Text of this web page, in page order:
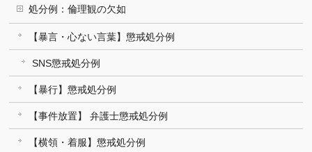
処分例：倫理観の欠如
【暴言・心ない言葉】懲戒処分例
SNS懲戒処分例
【暴行】懲戒処分例
【事件放置】 弁護士懲戒処分例
【横領・着服】懲戒処分例